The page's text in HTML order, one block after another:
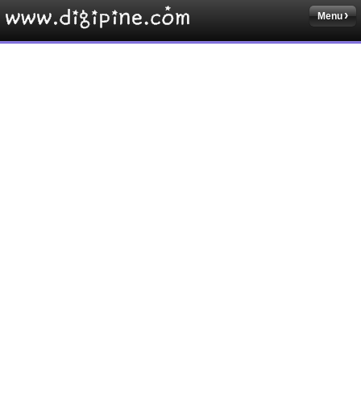
Menu
Sketchbook5, 스케치북5